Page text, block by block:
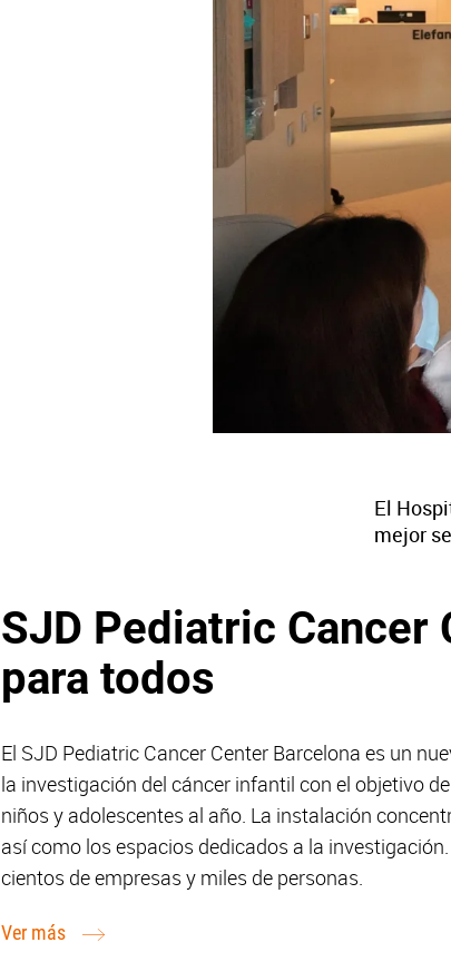
El
mejor
SJD Pediatric Cancer
para todos
El SJD Pediatric Cancer Center Barcelona es un
la investigación del cáncer infantil con el objetivo
niños y adolescentes al año. La instalación
así como los espacios dedicados a la
cientos de empresas y miles de personas.
Ver más